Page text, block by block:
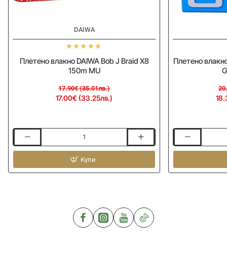
DAIWA
Плетено влакно DAIWA Bob J Braid X8
150m MU
17.00€ (33.25лв.)
17.90€ (35.01лв.)
влакно
Bob
Купи
Плетено
влакно
Kairiki